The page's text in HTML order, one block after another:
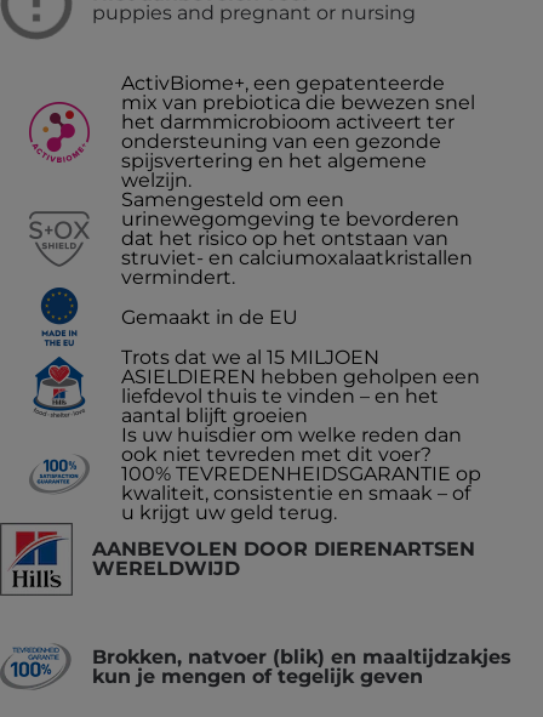
puppies and pregnant or nursing
ActivBiome+, een gepatenteerde
mix van prebiotica die bewezen snel
het darmmicrobioom activeert ter
ondersteuning van een gezonde
spijsvertering en het algemene
welzijn.
Samengesteld om een
urinewegomgeving te bevorderen
dat het risico op het ontstaan van
struviet- en calciumoxalaatkristallen
vermindert.
Gemaakt in de EU
Trots dat we al 15 MILJOEN
ASIELDIEREN hebben geholpen een
liefdevol thuis te vinden – en het
aantal blijft groeien
Is uw huisdier om welke reden dan
ook niet tevreden met dit voer?
100% TEVREDENHEIDSGARANTIE op
kwaliteit, consistentie en smaak – of
u krijgt uw geld terug.
AANBEVOLEN DOOR DIERENARTSEN
WERELDWIJD
Brokken, natvoer (blik) en maaltijdzakjes
kun je mengen of tegelijk geven